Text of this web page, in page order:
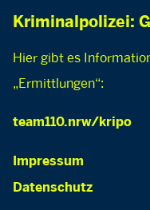
Kriminalpolizei:
Hier gibt es
„Ermittlungen“:
team110.nrw/kripo
Impressum
Datenschutz